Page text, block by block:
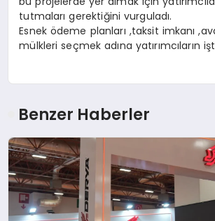
tutmaları gerektiğini vurguladı.
Esnek ödeme planları ,taksit imkanı
mülkleri seçmek adına yatırımcıların
Benzer Haberler